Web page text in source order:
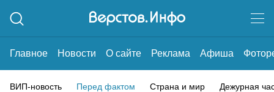
Главное Новости О сайте Реклама Афиша
ВИП-новость Перед фактом Страна и мир Дежурная